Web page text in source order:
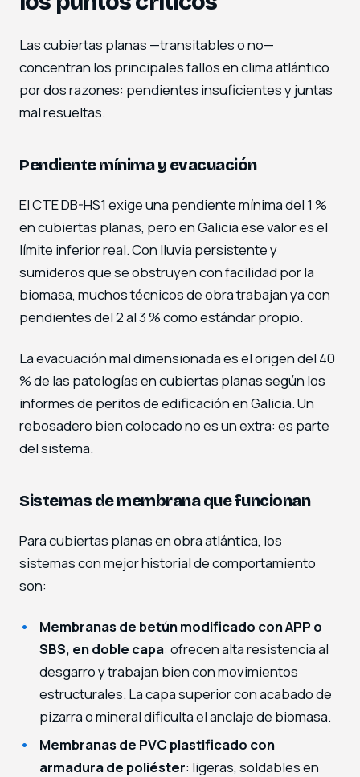
Las cubiertas planas —transitables o no—
concentran los principales fallos en clima atlántico
por dos razones: pendientes insuficientes y juntas
mal resueltas.
Pendiente mínima y evacuación
El CTE DB-HS1 exige una pendiente mínima del 1 %
en cubiertas planas, pero en Galicia ese valor es el
límite inferior real. Con lluvia persistente y
sumideros que se obstruyen con facilidad por la
biomasa, muchos técnicos de obra trabajan ya con
pendientes del 2 al 3 % como estándar propio.
La evacuación mal dimensionada es el origen del 40
% de las patologías en cubiertas planas según los
informes de peritos de edificación en Galicia. Un
rebosadero bien colocado no es un extra: es parte
del sistema.
Sistemas de membrana que funcionan
Para cubiertas planas en obra atlántica, los
sistemas con mejor historial de comportamiento
son:
Membranas de betún modificado con APP o
SBS, en doble capa: ofrecen alta resistencia al
desgarro y trabajan bien con movimientos
estructurales. La capa superior con acabado de
pizarra o mineral dificulta el anclaje de biomasa.
Membranas de PVC plastificado con
armadura de poliéster: ligeras, soldables en